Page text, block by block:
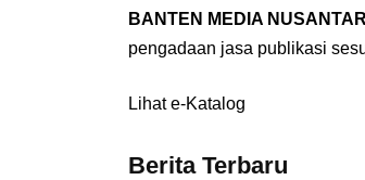
BANTEN MEDIA
pengadaan jasa publikasi
Lihat e-Katalog
Berita Terbaru